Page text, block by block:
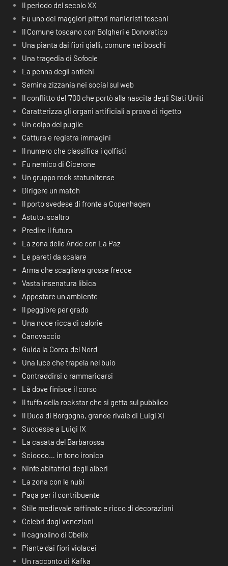
Il periodo del secolo XX
Fu uno dei maggiori pittori manieristi toscani
Il Comune toscano con Bolgheri e Donoratico
Una pianta dai fiori gialli, comune nei boschi
Una tragedia di Sofocle
La penna degli antichi
Semina zizzania nei social sul web
Il conflitto del ‘700 che portò alla nascita degli Stati Uniti
Caratterizza gli organi artificiali a prova di rigetto
Un colpo del pugile
Cattura e registra immagini
Il numero che classifica i golfisti
Fu nemico di Cicerone
Un gruppo rock statunitense
Dirigere un match
Il porto svedese di fronte a Copenhagen
Astuto, scaltro
Predire il futuro
La zona delle Ande con La Paz
Le pareti da scalare
Arma che scagliava grosse frecce
Vasta insenatura libica
Appestare un ambiente
Il peggiore per grado
Una noce ricca di calorie
Canovaccio
Guida la Corea del Nord
Una luce che trapela nel buio
Contraddirsi o rammaricarsi
Là dove finisce il corso
Il tuffo della rockstar che si getta sul pubblico
Il Duca di Borgogna, grande rivale di Luigi XI
Successe a Luigi IX
La casata del Barbarossa
Sciocco… in tono ironico
Ninfe abitatrici degli alberi
La zona con le nubi
Paga per il contribuente
Stile medievale raffinato e ricco di decorazioni
Celebri dogi veneziani
Il cagnolino di Obelix
Piante dai fiori violacei
Un racconto di Kafka